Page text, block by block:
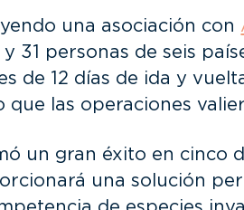
una asociación con
31 personas de seis
12 días de ida y
las operaciones
un gran éxito en cinco
una solución